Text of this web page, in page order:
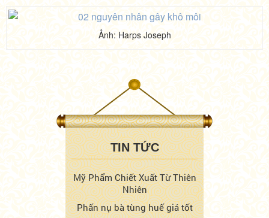
Ảnh: Harps Joseph
TIN TỨC
Mỹ Phẩm Chiết Xuất Từ Thiên
Nhiên
Phấn nụ bà tùng huế giá tốt